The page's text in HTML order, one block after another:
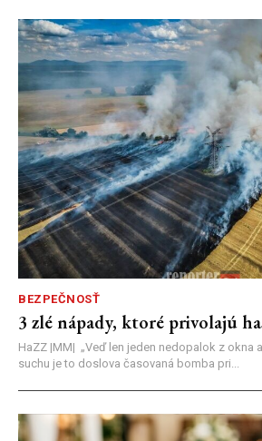
BEZPEČNOSŤ
3 zlé nápady, ktoré privolajú
HaZZ |MM| ​„Veď len jeden nedopalok z okna
suchu je to doslova časovaná bomba pri...